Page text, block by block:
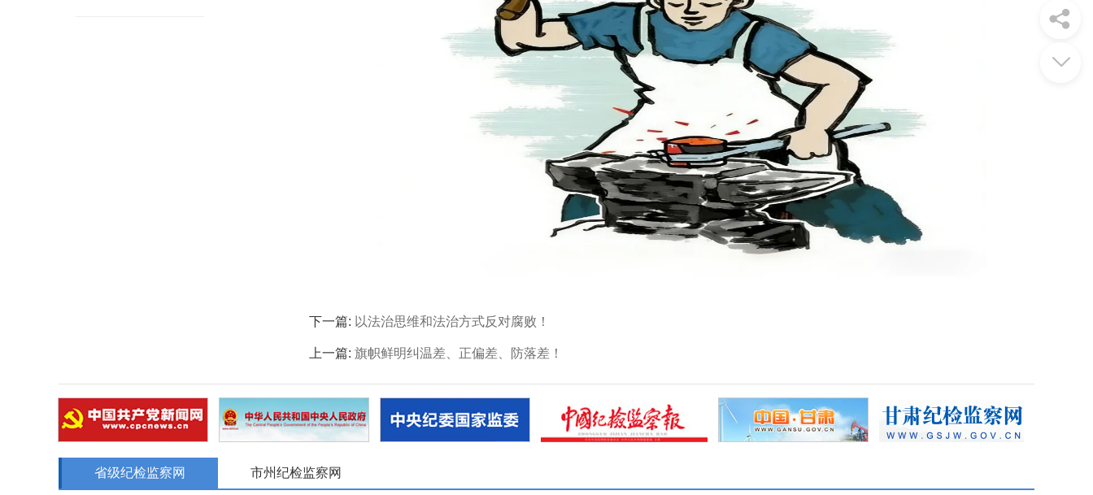
下一篇: 以法治思维和法治方式反对腐败！
上一篇: 旗帜鲜明纠温差、正偏差、防落差！
省级纪检监察网 市州纪检监察网